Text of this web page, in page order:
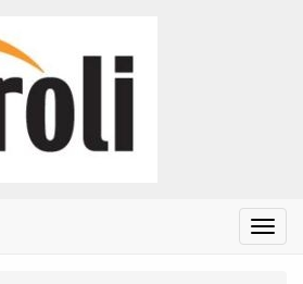
Menu